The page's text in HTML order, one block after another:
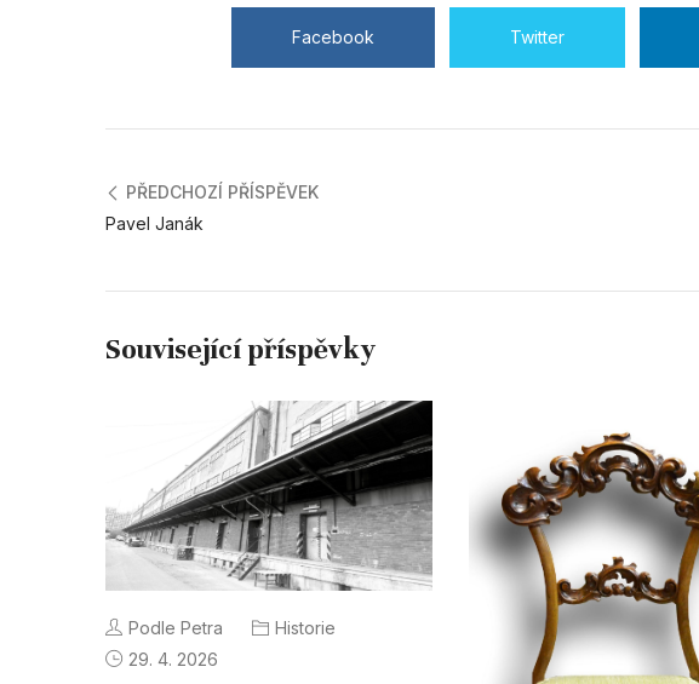
Facebook Twitter
PŘEDCHOZÍ PŘÍSPĚVEK
Pavel Janák
Související příspěvky
Podle Petra
Historie
29. 4. 2026